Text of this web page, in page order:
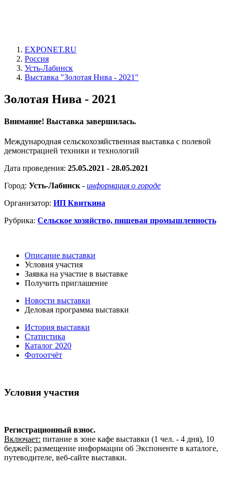
EXPONET.RU
Россия
Усть-Лабинск
Выставка "Золотая Нива - 2021"
Золотая Нива - 2021
Внимание! Выставка завершилась.
Международная сельскохозяйственная выставка с полевой
демонстрацией техники и технологий
Дата проведения: 25.05.2021 - 28.05.2021
Город: Усть-Лабинск - информация о городе
Организатор: ИП Квиткина
Рубрика: Сельское хозяйство, пищевая промышленность
Описание выставки
Условия участия
Заявка на участие в выставке
Получить приглашение
Новости выставки
Деловая программа выставки
История выставки
Статистика
Каталог 2020
Фотоотчёт
Условия участия
Регистрационный взнос.
Включает: питание в зоне кафе выставки (1 чел. - 4 дня), 10
беджей; размещение информации об Экспоненте в каталоге,
путеводителе, веб-сайте выставки.